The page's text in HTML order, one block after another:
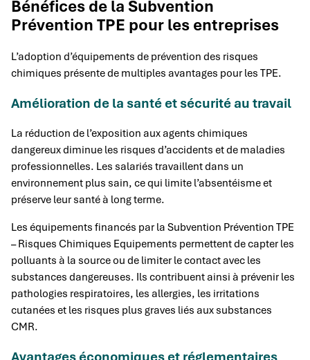
Bénéfices de la Subvention
Prévention TPE pour les entreprises
L’adoption d’équipements de prévention des risques
chimiques présente de multiples avantages pour les TPE.
Amélioration de la santé et sécurité au travail
La réduction de l’exposition aux agents chimiques
dangereux diminue les risques d’accidents et de maladies
professionnelles. Les salariés travaillent dans un
environnement plus sain, ce qui limite l’absentéisme et
préserve leur santé à long terme.
Les équipements financés par la Subvention Prévention TPE
– Risques Chimiques Equipements permettent de capter les
polluants à la source ou de limiter le contact avec les
substances dangereuses. Ils contribuent ainsi à prévenir les
pathologies respiratoires, les allergies, les irritations
cutanées et les risques plus graves liés aux substances
CMR.